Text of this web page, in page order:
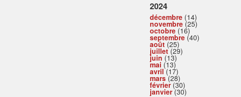
2024
décembre (14)
novembre (25)
octobre (16)
septembre (40)
août (25)
juillet(29)
juin (13)
mai (13)
avril(17)
mars(28)
février(30)
janvier(30)